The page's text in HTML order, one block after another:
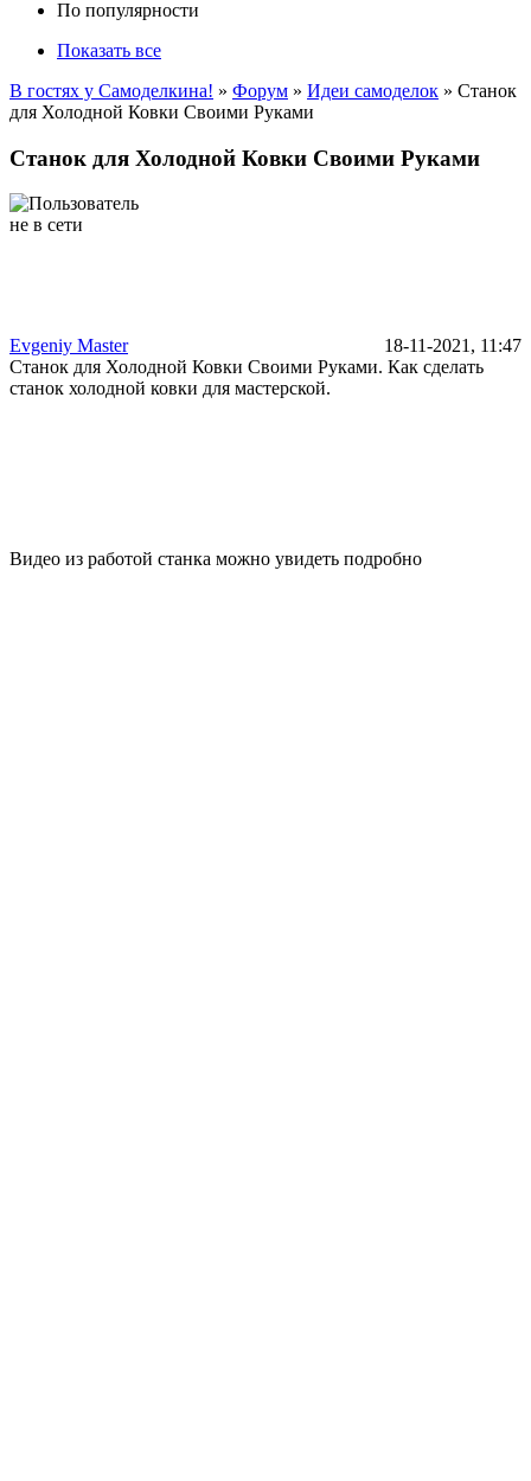
По популярности
Показать все
В гостях у Самоделкина! » Форум » Идеи самоделок » Станок
для Холодной Ковки Своими Руками
Станок для Холодной Ковки Своими Руками
Evgeniy Master
18-11-2021, 11:47
Станок для Холодной Ковки Своими Руками. Как сделать
станок холодной ковки для мастерской.
Видео из работой станка можно увидеть подробно